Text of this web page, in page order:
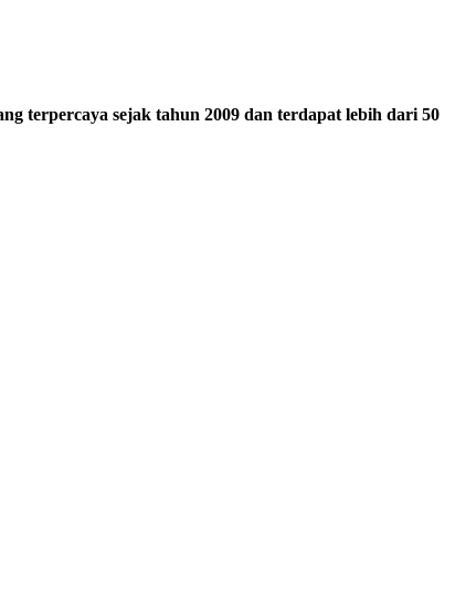
terpercaya sejak tahun 2009 dan terdapat lebih dari 50